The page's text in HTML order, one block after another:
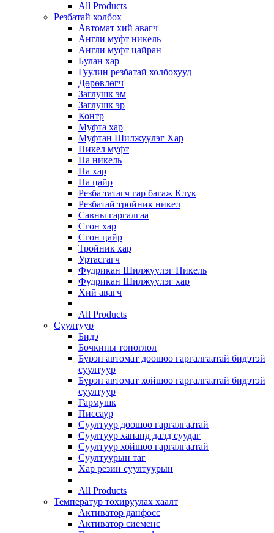
All Products
Резбатай холбох
Автомат хий авагч
Англи муфт никель
Англи муфт цайран
Булан хар
Гуулин резбатай холбохууд
Дөрөвлөгч
Заглушк эм
Заглушк эр
Контр
Муфта хар
Муфтан Шилжүүлэг Хар
Никел муфт
Па никель
Па хар
Па цайр
Резба татагч гар багаж Клүк
Резбатай тройник никел
Савны гаргалгаа
Сгон хар
Сгон цайр
Тройник хар
Уртасгагч
Фудрикан Шилжүүлэг Никель
Фудрикан Шилжүүлэг хар
Хий авагч
All Products
Суултуур
Бидэ
Бочкины тоноглол
Бүрэн автомат доошоо гаргалгаатай бидэтэй
суултуур
Бүрэн автомат хойшоо гаргалгаатай бидэтэй
суултуур
Гармушк
Писсаур
Суултуур доошоо гаргалгаатай
Суултуур хананд далд суудаг
Суултуур хойшоо гаргалгаатай
Суултуурын таг
Хар резин суултуурын
All Products
Температур тохируулах хаалт
Активатор данфосс
Активатор сиеменс